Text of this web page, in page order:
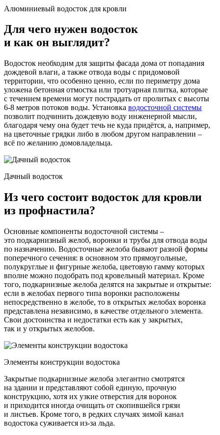
Алюминиевый водосток для кровли
Для чего нужен водосток
и как он выглядит?
Водосток необходим для защиты фасада дома от попадания
дождевой влаги, а также отвода воды с придомовой
территории, что особенно ценно, если по периметру дома
уложена бетонная отмостка или тротуарная плитка, которые
с течением времени могут пострадать от пролитых с высоты
6-8 метров потоков воды. Установка водосточной системы
позволит подчинить дождевую воду инженерной мысли,
благодаря чему она будет течь не куда придётся, а, например,
на цветочные грядки либо в любом другом направлении –
всё по желанию домовладельца.
Дачный водосток
Из чего состоит водосток для кровли
из профнастила?
Основные компоненты водосточной системы –
это подкарнизный желоб, воронки и трубы для отвода воды
по назначению. Водосточные желоба бывают разной формы
поперечного сечения: в основном это прямоугольные,
полукруглые и фигурные желоба, цветовую гамму которых
вполне можно подобрать под кровельный материал. Кроме
того, подкарнизные желоба делятся на закрытые и открытые:
если в желобах первого типа воронки расположены
непосредственно в желобе, то в открытых желобах воронка
представлена независимо, в качестве отдельного элемента.
Свои достоинства и недостатки есть как у закрытых,
так и у открытых желобов.
Элементы конструкции водостока
Закрытые подкарнизные желоба элегантно смотрятся
на здании и представляют собой единую, прочную
конструкцию, хотя их узкие отверстия для воронок
и приходится иногда очищать от скопившейся грязи
и листьев. Кроме того, в редких случаях зимой канал
водостока суживается из-за льда.